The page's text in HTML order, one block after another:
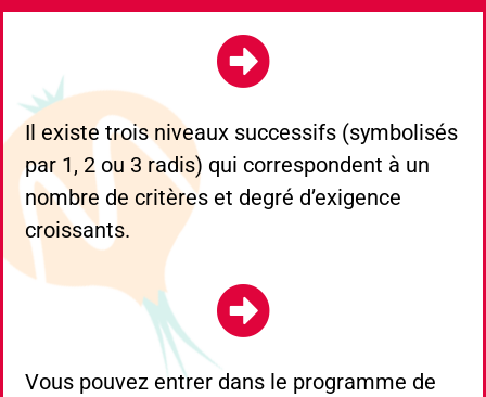
Il existe trois niveaux successifs (symbolisés
par 1, 2 ou 3 radis) qui correspondent à un
nombre de critères et degré d’exigence
croissants.
Vous pouvez entrer dans le programme de